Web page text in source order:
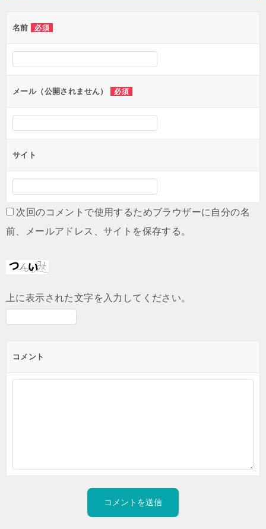
名前 必須
メール（公開されません） 必須
サイト
次回のコメントで使用するためブラウザーに自分の名
前、メールアドレス、サイトを保存する。
上に表示された文字を入力してください。
コメント